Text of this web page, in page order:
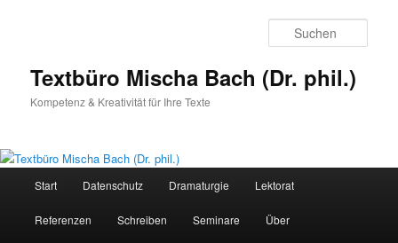
Textbüro Mischa Bach (Dr. phil.)
Kompetenz & Kreativität für Ihre Texte
Start Datenschutz Dramaturgie Lektorat
Referenzen Schreiben Seminare Über